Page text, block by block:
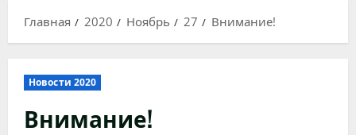
Главная
2020 Ноябрь 27 Внимание!
Новости 2020
Внимание!